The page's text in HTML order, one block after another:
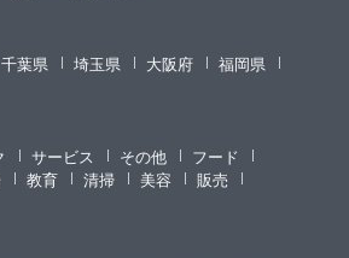
千葉県 埼玉県 大阪府
福岡県
サービス その他
フード
教育 清掃 美容
販売